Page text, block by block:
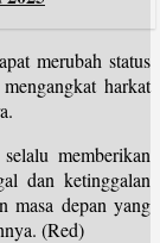
merubah status
harkat
memberikan
dan ketinggalan
masa depan yang
(Red)